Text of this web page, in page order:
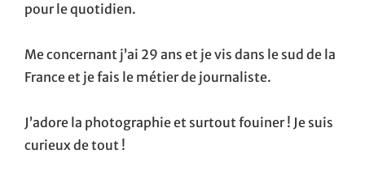
pour le quotidien.
Me concernant j’ai 29 ans et je vis dans le sud de la
France et je fais le métier de journaliste.
J’adore la photographie et surtout fouiner ! Je suis
curieux de tout !